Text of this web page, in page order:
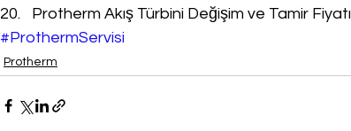
Protherm Akış Türbini Değişim ve Tamir Fiyatı
#ProthermServisi
Protherm